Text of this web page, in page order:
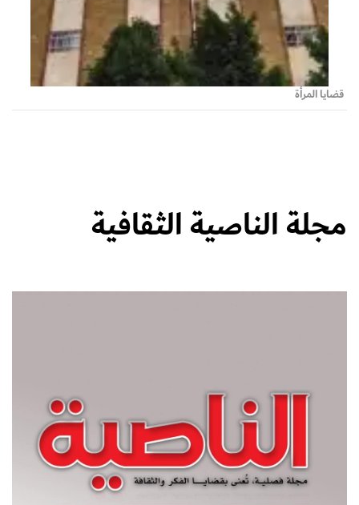
قضايا المرأة
مجلة الناصية الثقافية